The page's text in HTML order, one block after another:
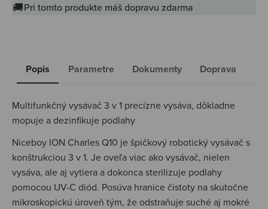
🚚Pri tomto produkte máš dopravu zdarma
Popis
Multifunkčný vysávač 3 v 1 precízne vysáva, dôkladne
mopuje a dezinfikuje podlahy
Niceboy ION Charles Q10 je špičkový robotický vysávač s
konštrukciou 3 v 1. Je oveľa viac ako vysávač, nielen
vysáva, ale aj vytiera a dokonca sterilizuje podlahy
pomocou UV-C diód. Posúva hranice čistoty na skutočne
mikroskopickú úroveň tým, že odstraňuje suché aj mokré
Parametre Dokumenty Doprava